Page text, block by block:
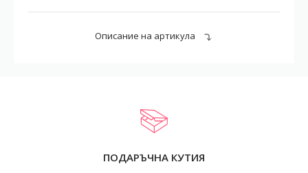
Описание на артикула
ПОДАРЪЧНА КУТИЯ